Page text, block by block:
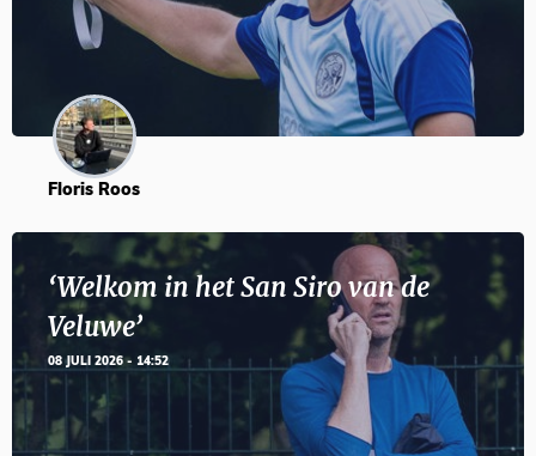
Floris Roos
‘Welkom in het San Siro van de
Veluwe’
08 JULI 2026 - 14:52